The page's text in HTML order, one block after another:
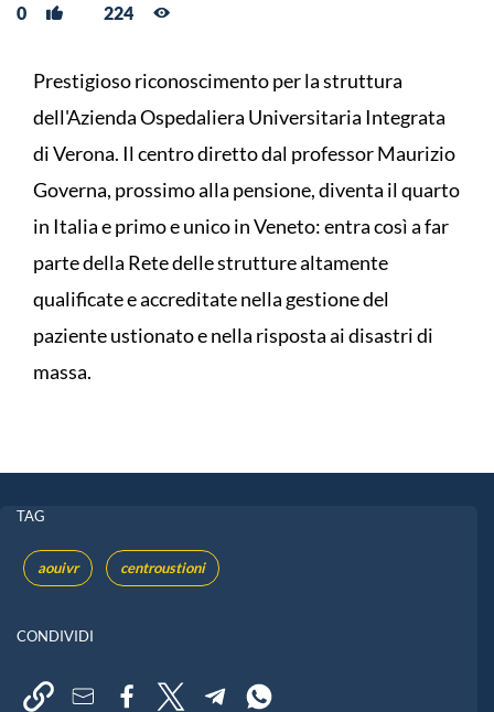
0 224
Prestigioso riconoscimento per la struttura
dell'Azienda Ospedaliera Universitaria Integrata
di Verona. Il centro diretto dal professor Maurizio
Governa, prossimo alla pensione, diventa il quarto
in Italia e primo e unico in Veneto: entra così a far
parte della Rete delle strutture altamente
qualificate e accreditate nella gestione del
paziente ustionato e nella risposta ai disastri di
massa.
TAG
aouivr centroustioni
CONDIVIDI